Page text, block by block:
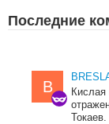
Последние
B
Кислая
Токаев.